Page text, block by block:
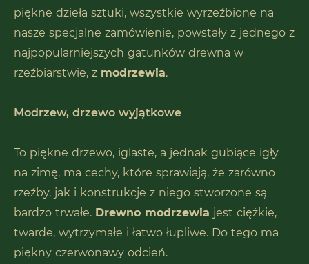
piękne dzieła sztuki, wszystkie wyrzeźbione na
nasze specjalne zamówienie, powstały z jednego z
najpopularniejszych gatunków drewna w
rzeźbiarstwie, z modrzewia.
Modrzew, drzewo wyjątkowe
To piękne drzewo, iglaste, a jednak gubiące igły
na zimę, ma cechy, które sprawiają, że zarówno
rzeźby, jak i konstrukcje z niego stworzone są
bardzo trwałe. Drewno modrzewia jest ciężkie,
twarde, wytrzymałe i łatwo łupliwe. Do tego ma
piękny czerwonawy odcień.